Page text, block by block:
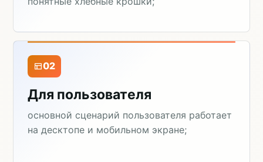
02
Для пользователя
основной сценарий пользователя работает
на десктопе и мобильном экране;